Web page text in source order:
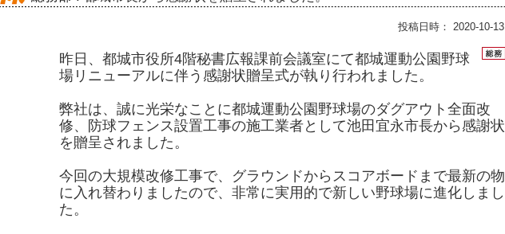
投稿日時： 2020-10-13
昨日、都城市役所4階秘書広報課前会議室にて都城運動公園野球
場リニューアルに伴う感謝状贈呈式が執り行われました。
弊社は、誠に光栄なことに都城運動公園野球場のダグアウト全面改
修、防球フェンス設置工事の施工業者として池田宜永市長から感謝状
を贈呈されました。
今回の大規模改修工事で、グラウンドからスコアボードまで最新の物
に入れ替わりましたので、非常に実用的で新しい野球場に進化しまし
た。